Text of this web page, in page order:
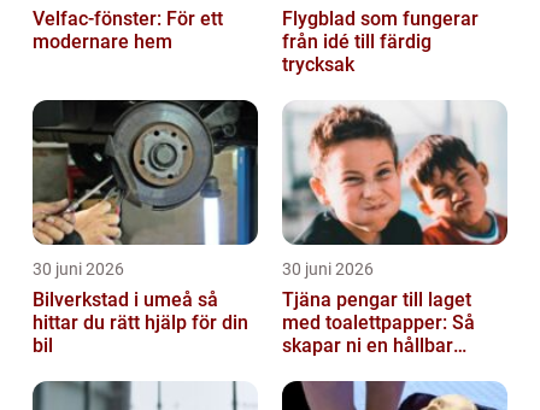
Velfac-fönster: För ett
modernare hem
Flygblad som fungerar
från idé till färdig
trycksak
30 juni 2026
Bilverkstad i umeå så
hittar du rätt hjälp för din
bil
30 juni 2026
Tjäna pengar till laget
med toalettpapper: Så
skapar ni en hållbar